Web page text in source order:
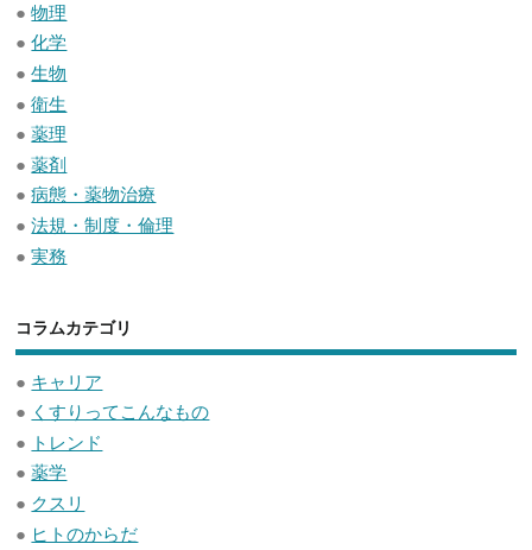
●物理
●化学
●生物
●衛生
●薬理
●薬剤
●病態・薬物治療
●法規・制度・倫理
●実務
コラムカテゴリ
● キャリア
● くすりってこんなもの
● トレンド
●薬学
● クスリ
● ヒトのからだ